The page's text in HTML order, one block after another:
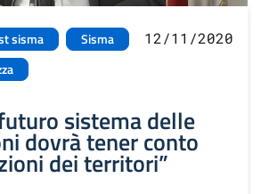
sisma
Sisma
12/11/2020
sistema delle
dovrà tener conto
dei territori”